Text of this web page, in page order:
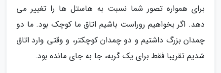
برای همواره تصور شما نسبت به هاستل ها را تغییر می
دهد. اگر بخواهیم روراست باشیم اتاق ما کوچک بود. ما دو
چمدان بزرگ داشتیم و دو چمدان کوچکتر، و وقتی وارد اتاق
شدیم تقریبا فقط برای یک گربه، جا به جای مانده بود.